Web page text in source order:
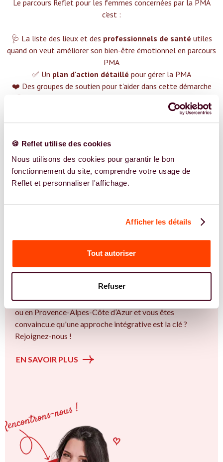
🍪 Reflet utilise des cookies
Nous utilisons des cookies pour garantir le bon
fonctionnement du site, comprendre votre usage de
Reflet et personnaliser l'affichage.
Afficher les détails
Tout autoriser
Refuser
Le parcours Reflet pour les femmes concernées par la PMA
c'est :‍
🩺 La liste des lieux et des professionnels de santé utiles
quand on veut améliorer son bien-être émotionnel en parcours
PMA
✅ Un plan d'action détaillé pour gérer la PMA
❤️ Des groupes de soutien pour t'aider dans cette démarche
😉 Du contenu avec tout ce que tu dois savoir sur
Plus de 400 femmes déjà accompagnées !
Vous êtes Gynécologue expert.e.s en PMA ?
Vous êtes Gynécologue spécialiste dans dans
thématique de la fertilité et particulièrement sur la
Insémination, FIV, don de gamètes : comprendre les
options pour avancer sereinement. Vous êtes à Avignon
ou en Provence-Alpes-Côte d’Azur et vous êtes
convaincu.e qu'une approche intégrative est la clé ?
Rejoignez-nous !
EN SAVOIR PLUS